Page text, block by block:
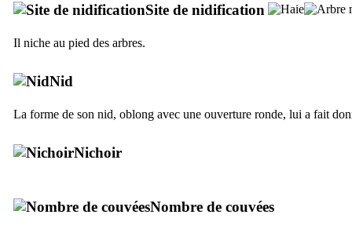
Site de nidification
Il niche au pied des arbres.
Nid
La forme de son nid, oblong avec une ouverture ronde, lui a fait
Nichoir
Nombre de couvées